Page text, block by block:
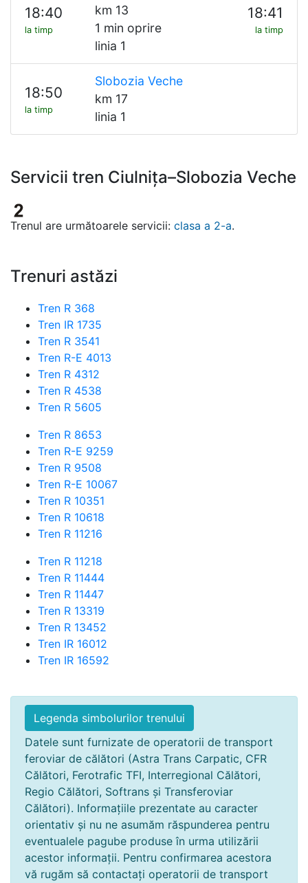
18:40
la timp
km 13
1 min oprire
linia 1
18:41
la timp
18:50
la timp
Slobozia Veche
km 17
linia 1
Servicii tren Ciulnița–Slobozia Veche
Trenul are următoarele servicii: clasa a 2-a.
Trenuri astăzi
Tren R 368
Tren IR 1735
Tren R 3541
Tren R-E 4013
Tren R 4312
Tren R 4538
Tren R 5605
Tren R 8653
Tren R-E 9259
Tren R 9508
Tren R-E 10067
Tren R 10351
Tren R 10618
Tren R 11216
Tren R 11218
Tren R 11444
Tren R 11447
Tren R 13319
Tren R 13452
Tren IR 16012
Tren IR 16592
Legenda simbolurilor trenului
Datele sunt furnizate de operatorii de transport
feroviar de călători (Astra Trans Carpatic, CFR
Călători, Ferotrafic TFI, Interregional Călători,
Regio Călători, Softrans și Transferoviar
Călători). Informațiile prezentate au caracter
orientativ și nu ne asumăm răspunderea pentru
eventualele pagube produse în urma utilizării
acestor informații. Pentru confirmarea acestora
vă rugăm să contactați operatorii de transport